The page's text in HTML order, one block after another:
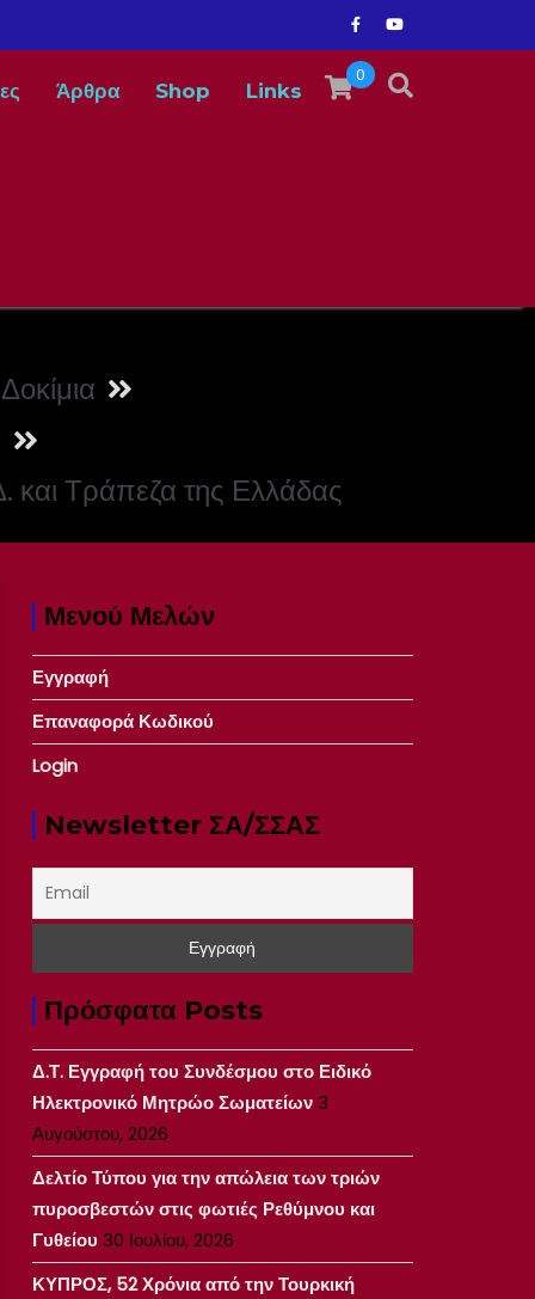
0
Άρθρα Shop Links
και Τράπεζα της Ελλάδας
Μενού Μελών
Εγγραφή
Επαναφορά Κωδικού
Login
Newsletter ΣΑ/ΣΣΑΣ
Πρόσφατα Posts
Δ.Τ. Εγγραφή του Συνδέσμου στο Ειδικό
Ηλεκτρονικό Μητρώο Σωματείων3
Αυγούστου, 2026
Δελτίο Τύπου για την απώλεια των τριών
πυροσβεστών στις φωτιές Ρεθύμνου και
Γυθείου 30 Ιουλίου, 2026
ΚΥΠΡΟΣ, 52 Χρόνια από την Τουρκική